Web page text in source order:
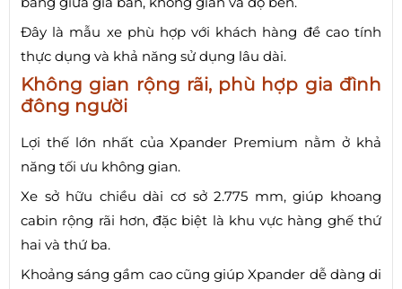
Đây là mẫu xe phù hợp với khách hàng đề cao tính
thực dụng và khả năng sử dụng lâu dài.
Không gian rộng rãi, phù hợp gia đình
đông người
Lợi thế lớn nhất của Xpander Premium nằm ở khả
năng tối ưu không gian.
Xe sở hữu chiều dài cơ sở 2.775 mm, giúp khoang
cabin rộng rãi hơn, đặc biệt là khu vực hàng ghế thứ
hai và thứ ba.
Khoảng sáng gầm cao cũng giúp Xpander dễ dàng di